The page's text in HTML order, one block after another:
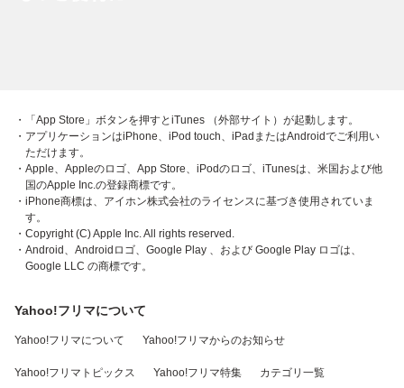
・「App Store」ボタンを押すとiTunes （外部サイト）が起動します。
・アプリケーションはiPhone、iPod touch、iPadまたはAndroidでご利用い
ただけます。
・Apple、Appleのロゴ、App Store、iPodのロゴ、iTunesは、米国および他
国のApple Inc.の登録商標です。
・iPhone商標は、アイホン株式会社のライセンスに基づき使用されていま
す。
・Copyright (C) Apple Inc. All rights reserved.
・Android、Androidロゴ、Google Play 、および Google Play ロゴは、
Google LLC の商標です。
Yahoo!フリマについて
Yahoo!フリマについて Yahoo!フリマからのお知らせ
Yahoo!フリマトピックス Yahoo!フリマ特集 カテゴリ一覧